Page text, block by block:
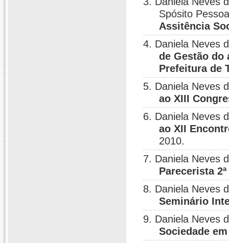
Spósito
Assitência
4. Daniela Neves
de Gestão do
Prefeitura de
5. Daniela Neves
ao XIII
6. Daniela Neves
ao XII
2010.
7. Daniela Neves
Parecerista
8. Daniela Neves
Seminário
9. Daniela Neves
Sociedade